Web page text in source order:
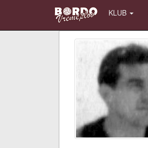
KLUB